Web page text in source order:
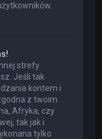
strefy
Jeśli tak
kontem i
z twoim
Afryka, czy
tak jak i
tylko